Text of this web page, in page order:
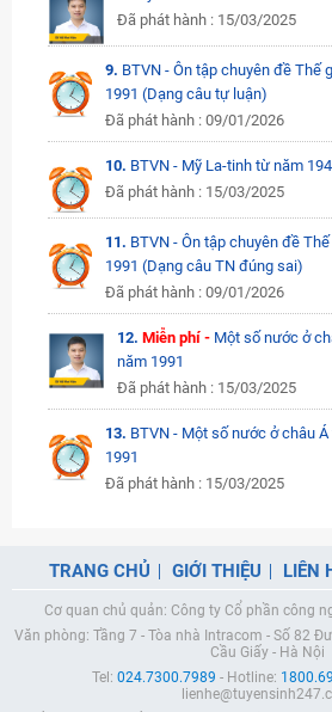
Đã phát hành : 15/03/2025
9. BTVN - Ôn tập chuyên đề Thế
1991 (Dạng câu tự luận)
Đã phát hành : 09/01/2026
10. BTVN - Mỹ La-tinh từ năm
Đã phát hành : 15/03/2025
11. BTVN - Ôn tập chuyên đề
1991 (Dạng câu TN đúng sai)
Đã phát hành : 09/01/2026
12. Miễn phí - Một số nước ở
năm 1991
Đã phát hành : 15/03/2025
13. BTVN - Một số nước ở châu
1991
Đã phát hành : 15/03/2025
TRANG CHỦ GIỚI THIỆU LIÊN
Cơ quan chủ quản: Công ty Cổ phần công
Văn phòng: Tầng 7 - Tòa nhà Intracom - Số 82
Cầu Giấy - Hà Nội
Tel: 024.7300.7989 - Hotline: